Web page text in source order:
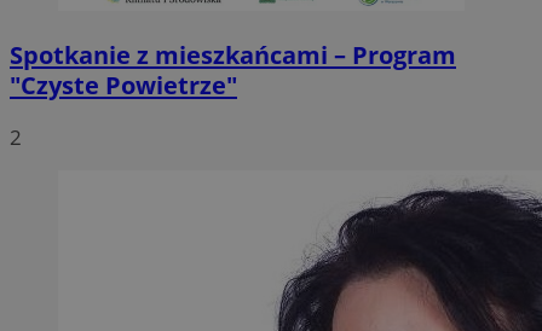
Spotkanie z mieszkańcami – Program
"Czyste Powietrze"
2